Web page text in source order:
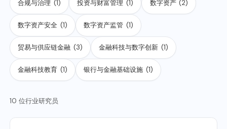
合规与治理 (1) 投资与财富管理 (1) 数字资产 (2)
数字资产安全 (1) 数字资产监管 (1)
贸易与供应链金融 (3) 金融科技与数字创新 (1)
金融科技教育 (1) 银行与金融基础设施 (1)
10 位行业研究员